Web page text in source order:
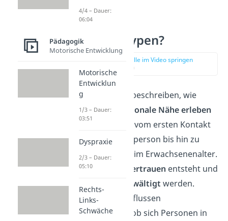
Was sind
Bindungstypen?
zur Stelle im Video springen
(00:12)
Bindungstypen
beschreiben, wie
Menschenemotionale Näheerleben
und gestalten — vom ersten Kontakt
mit einer Bezugsperson bis hin zu
Partnerschaften im Erwachsenenalter.
Sie prägen, ob
Vertrauen entsteht und
wie Konflikte
bewältigt werden.
Außerdem beeinflussen
Bindungstypen, ob sich Personen in
4/4 – Dauer:
06:04
Pädagogik
Motorische Entwicklung
Motorische
Entwicklun
g
1/3 – Dauer:
03:51
Dyspraxie
2/3 – Dauer:
05:10
Rechts-
Links-
Schwäche